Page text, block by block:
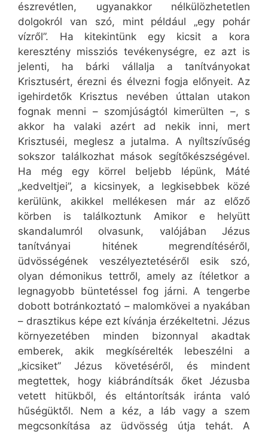
észrevétlen, ugyanakkor nélkülözhetetlen
dolgokról van szó, mint például „egy pohár
vízről”. Ha kitekintünk egy kicsit a kora
keresztény missziós tevékenységre, ez azt is
jelenti, ha bárki vállalja a tanítványokat
Krisztusért, érezni és élvezni fogja előnyeit. Az
igehirdetők Krisztus nevében úttalan utakon
fognak menni – szomjúságtól kimerülten –, s
akkor ha valaki azért ad nekik inni, mert
Krisztuséi, meglesz a jutalma. A nyíltszívűség
sokszor találkozhat mások segítőkészségével.
Ha még egy körrel beljebb lépünk, Máté
„kedveltjei”, a kicsinyek, a legkisebbek közé
kerülünk, akikkel mellékesen már az előző
körben is találkoztunk Amikor e helyütt
skandalumról olvasunk, valójában Jézus
tanítványai hitének megrendítéséről,
üdvösségének veszélyeztetéséről esik szó,
olyan démonikus tettről, amely az ítéletkor a
legnagyobb büntetéssel fog járni. A tengerbe
dobott botránkoztató – malomkövei a nyakában
– drasztikus képe ezt kívánja érzékeltetni. Jézus
környezetében minden bizonnyal akadtak
emberek, akik megkísérelték lebeszélni a
„kicsiket” Jézus követéséről, és mindent
megtettek, hogy kiábrándítsák őket Jézusba
vetett hitükből, és eltántorítsák iránta való
hűségüktől. Nem a kéz, a láb vagy a szem
megcsonkítása az üdvösség útja tehát. A